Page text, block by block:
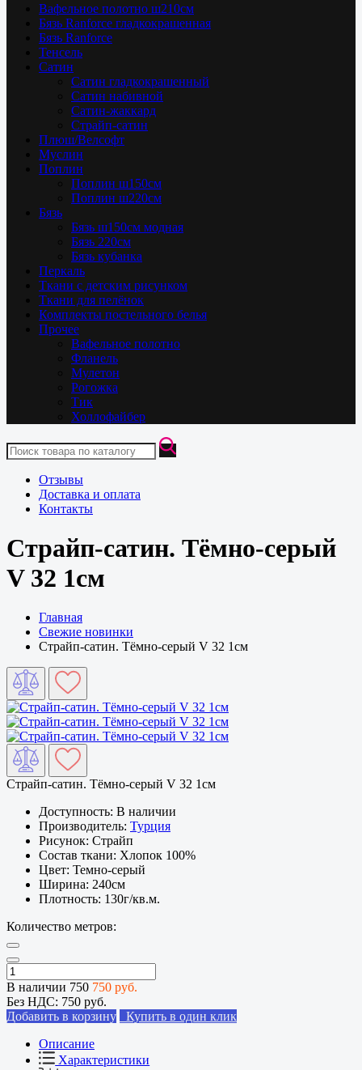
Вафельное полотно ш210см
Бязь Ranforce гладкокрашенная
Бязь Ranforce
Тенсель
Сатин
Сатин гладкокрашенный
Сатин набивной
Сатин-жаккард
Страйп-сатин
Плюш/Велсофт
Муслин
Поплин
Поплин ш150см
Поплин ш220см
Бязь
Бязь ш150см модная
Бязь 220см
Бязь кубанка
Перкаль
Ткани с детским рисунком
Ткани для пелёнок
Комплекты постельного белья
Прочее
Вафельное полотно
Фланель
Мулетон
Рогожка
Тик
Холлофайбер
Отзывы
Доставка и оплата
Контакты
Страйп-сатин. Тёмно-серый
V 32 1см
Главная
Свежие новинки
Страйп-сатин. Тёмно-серый V 32 1см
Страйп-сатин. Тёмно-серый V 32 1см
Доступность: В наличии
Производитель: Турция
Рисунок: Страйп
Состав ткани: Хлопок 100%
Цвет: Темно-серый
Ширина: 240см
Плотность: 130г/кв.м.
Количество метров:
В наличии 750 750 руб.
Без НДС: 750 руб.
Добавить в корзину
Купить в один клик
Описание
Характеристики